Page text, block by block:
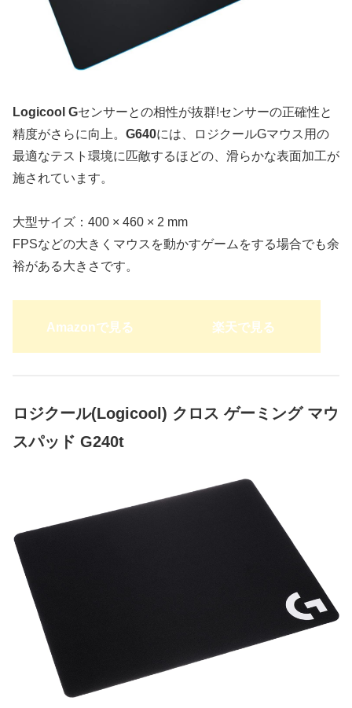
Logicool Gセンサーとの相性が抜群!センサーの正確性と
精度がさらに向上。 G640には、ロジクールGマウス用の
最適なテスト環境に匹敵するほどの、滑らかな表面加工が
施されています。
大型サイズ：400 × 460 × 2 mm
FPSなどの大きくマウスを動かすゲームをする場合でも余
裕がある大きさです。
Amazonで見る 楽天で見る
ロジクール(Logicool) クロス ゲーミング マウ
スパッド G240t